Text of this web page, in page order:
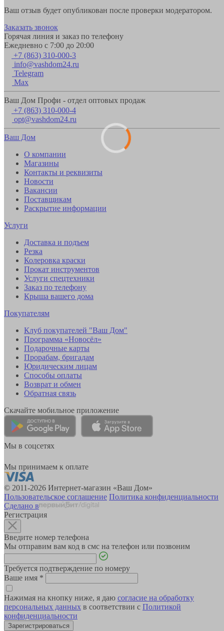
Ваш отзыв будет опубликован после проверки модератором.
Заказать звонок
Горячая линия и заказ по телефону
Ежедневно с 7:00 до 20:00
+7 (863) 310-000-3
info@vashdom24.ru
Telegram
Max
Ваш Дом Профи - отдел оптовых продаж
+7 (863) 310-000-4
opt@vashdom24.ru
Ваш Дом
О компании
Магазины
Контакты и реквизиты
Новости
Вакансии
Поставщикам
Раскрытие информации
Услуги
Доставка и подъем
Резка
Колеровка краски
Прокат инструментов
Услуги спецтехники
Заказ по телефону
Крыша вашего дома
Покупателям
Клуб покупателей "Ваш Дом"
Программа «Новосёл»
Подарочные карты
Прорабам, бригадам
Юридическим лицам
Способы оплаты
Возврат и обмен
Обратная связь
Скачайте мобильное приложение
Мы в соцсетях
Мы принимаем к оплате
© 2011-2026 Интернет-магазин «Ваш Дом»
Пользовательское соглашение Политика конфиденциальности
Сделано в
Регистрация
Введите номер телефона
Мы отправим вам код в смс на телефон или позвоним
Требуется подтверждение по номеру
Ваше имя *
Нажимая на кнопку ниже, я даю согласие на обработку
персональных данных в соответствии с Политикой
конфиденциальности
Зарегистрироваться